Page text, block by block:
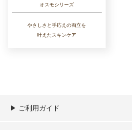
オスモシリーズ
やさしさと手応えの両立を
叶えたスキンケア
▶︎ ご利用ガイド